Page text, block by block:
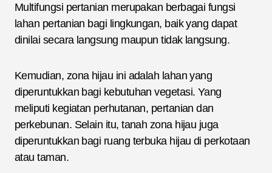
Multifungsi pertanian merupakan berbagai fungsi
lahan pertanian bagi lingkungan, baik yang dapat
dinilai secara langsung maupun tidak langsung.
Kemudian, zona hijau ini adalah lahan yang
diperuntukkan bagi kebutuhan vegetasi. Yang
meliputi kegiatan perhutanan, pertanian dan
perkebunan. Selain itu, tanah zona hijau juga
diperuntukkan bagi ruang terbuka hijau di perkotaan
atau taman.